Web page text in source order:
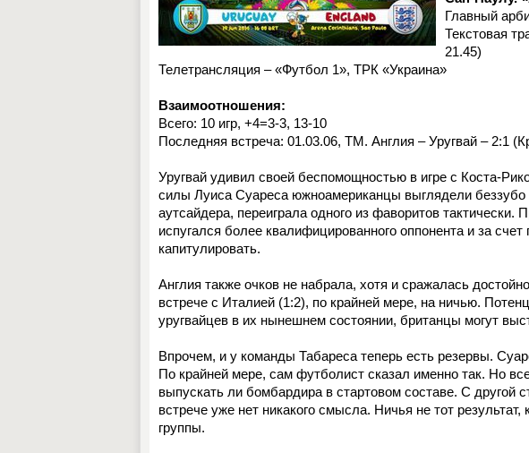
Главный
Текстовая
21.45)
Телетрансляция – «Футбол 1», ТРК «Украина»
Взаимоотношения:
Всего: 10 игр, +4=3-3, 13-10
Последняя встреча: 01.03.06, ТМ. Англия – Уругвай – 2:1
Уругвай удивил своей беспомощностью в игре с Коста-
силы Луиса Суареса южноамериканцы выглядели беззубо
аутсайдера, переиграла одного из фаворитов
испугался более квалифицированного оппонента и за счет
капитулировать.
Англия также очков не набрала, хотя и сражалась
встрече с Италией (1:2), по крайней мере, на ничью.
уругвайцев в их нынешнем состоянии, британцы могут
Впрочем, и у команды Табареса теперь есть резервы.
По крайней мере, сам футболист сказал именно так. Но
выпускать ли бомбардира в стартовом составе. С другой
встрече уже нет никакого смысла. Ничья не тот
группы.